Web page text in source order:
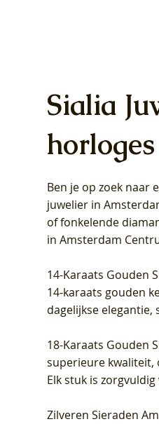
Blush Lab
LG9006Y/S -
grown Diamant
Blush Lab
– Geelgoud (14k)
Diamant
Blush Lab
Geelgoud (14k)
Diamant
Sialia
Ben je op zoek naar
juwelier in
of fonkelende
in Amsterdam
14-Karaats Gouden
14-karaats gouden
dagelijkse
18-Karaats Gouden
superieure kwaliteit,
Elk stuk is
Zilveren Sieraden